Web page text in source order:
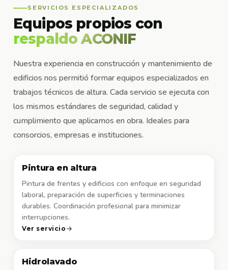
SERVICIOS ESPECIALIZADOS
Equipos propios con
respaldo ACONIF
Nuestra experiencia en construcción y mantenimiento de
edificios nos permitió formar equipos especializados en
trabajos técnicos de altura. Cada servicio se ejecuta con
los mismos estándares de seguridad, calidad y
cumplimiento que aplicamos en obra. Ideales para
consorcios, empresas e instituciones.
Pintura en altura
Pintura de frentes y edificios con enfoque en seguridad
laboral, preparación de superficies y terminaciones
durables. Coordinación profesional para minimizar
interrupciones.
Ver servicio
Hidrolavado